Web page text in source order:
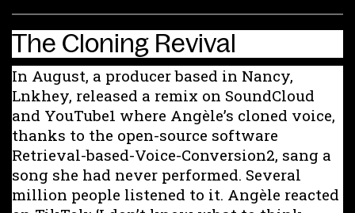
The Cloning Revival
In August, a producer based in Nancy,
Lnkhey, released a remix on SoundCloud
and YouTube1 where Angèle’s cloned voice,
thanks to the open-source software
Retrieval-based-Voice-Conversion2, sang a
song she had never performed. Several
million people listened to it. Angèle reacted